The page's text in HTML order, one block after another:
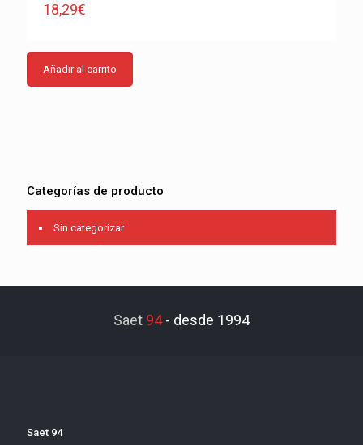
18,29€
Añadir al carrito
Categorías de producto
Sin categorizar
Saet 94- desde 1994
Saet 94